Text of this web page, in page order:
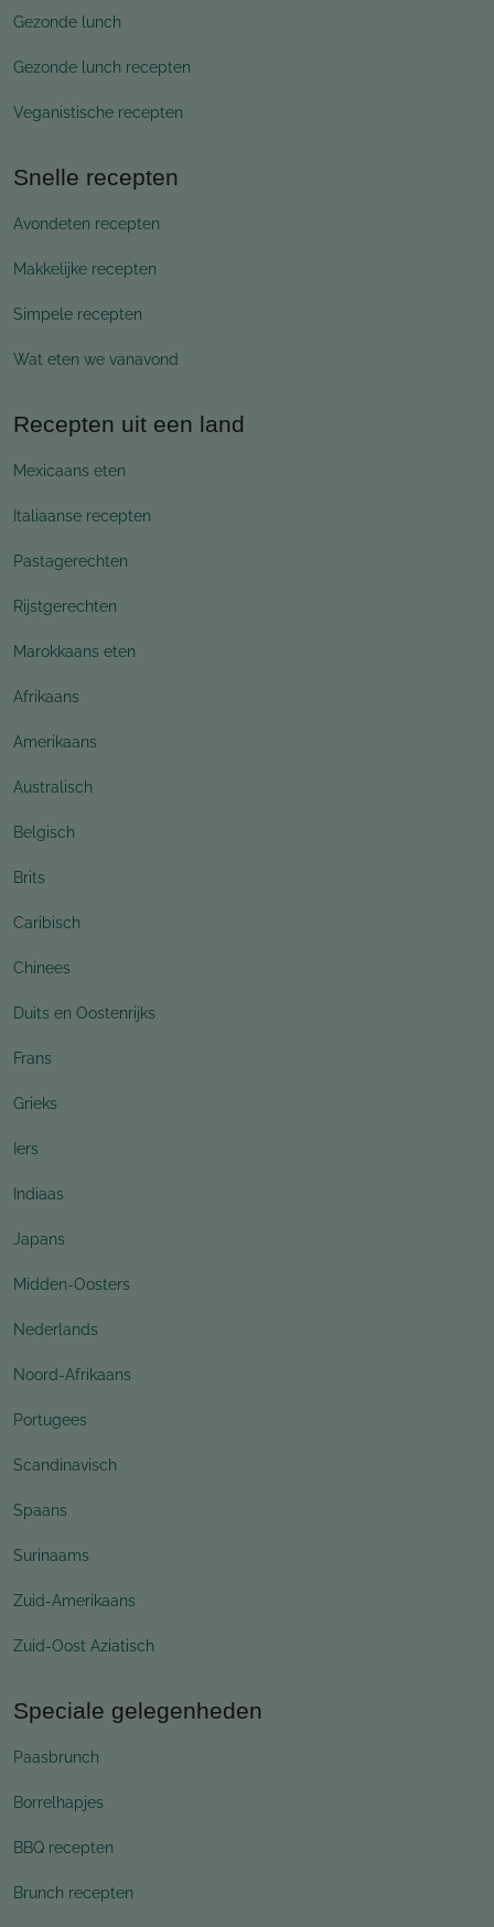
Gezonde lunch
Gezonde lunch recepten
Veganistische recepten
Snelle recepten
Avondeten recepten
Makkelijke recepten
Simpele recepten
Wat eten we vanavond
Recepten uit een land
Mexicaans eten
Italiaanse recepten
Pastagerechten
Rijstgerechten
Marokkaans eten
Afrikaans
Amerikaans
Australisch
Belgisch
Brits
Caribisch
Chinees
Duits en Oostenrijks
Frans
Grieks
Iers
Indiaas
Japans
Midden-Oosters
Nederlands
Noord-Afrikaans
Portugees
Scandinavisch
Spaans
Surinaams
Zuid-Amerikaans
Zuid-Oost Aziatisch
Speciale gelegenheden
Paasbrunch
Borrelhapjes
BBQ recepten
Brunch recepten